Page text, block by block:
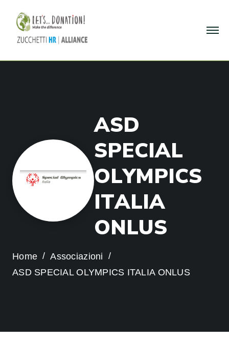
ASD
SPECIAL
OLYMPICS
ITALIA
ONLUS
Home
Associazioni
ASD SPECIAL OLYMPICS ITALIA ONLUS